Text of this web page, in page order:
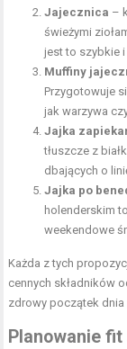
Jajecznica –
świeżymi
jest to szybkie
Muffiny
Przygotowuje
jak warzywa
Jajka
tłuszcze z
dbających o
Jajka po
holenderskim
weekendowe
Każda z tych
cennych składników
zdrowy początek dnia
Planowanie